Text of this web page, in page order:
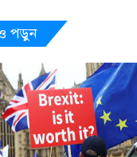
পড়ুন